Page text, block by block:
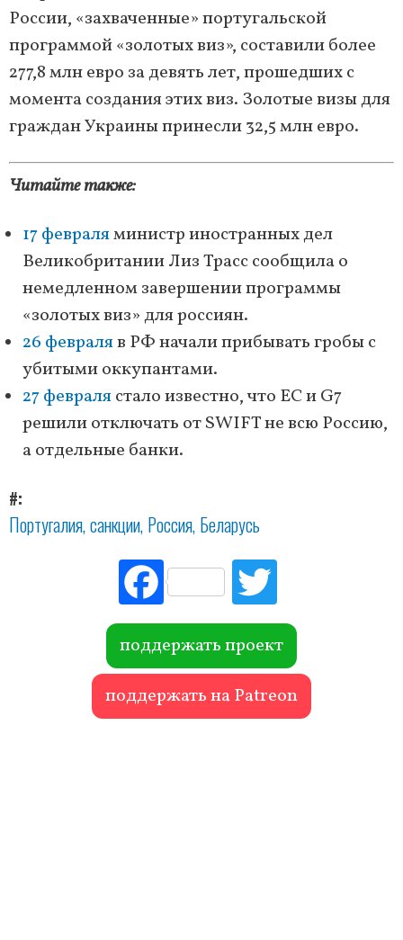
России, «захваченные» португальской
программой «золотых виз», составили более
277,8 млн евро за девять лет, прошедших с
момента создания этих виз. Золотые визы для
граждан Украины принесли 32,5 млн евро.
Читайте также:
17 февраляминистр иностранных дел
Великобритании Лиз Трасс сообщила о
немедленном завершении программы
«золотых виз» для россиян.
26 февраляв РФ начали прибывать гробы c
убитыми оккупантами.
27 февралястало известно, что ЕС и G7
решили отключать от SWIFT не всю Россию,
а отдельные банки.
#
Португалия санкции Россия Беларусь
Fac
ebo
ok r
поддержать проект
поддержать на Patreon